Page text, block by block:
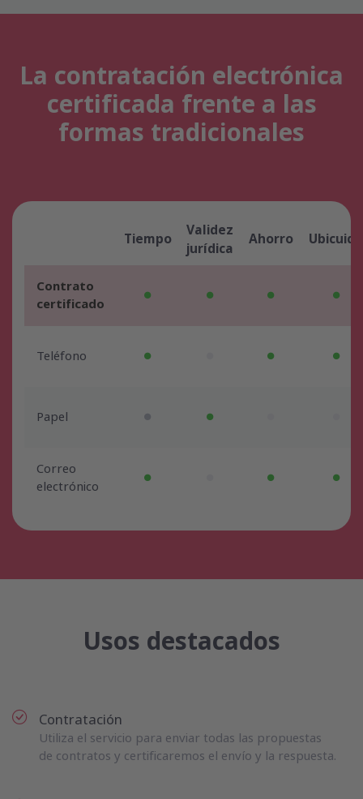
La contratación electrónica
certificada frente a las
formas tradicionales
Tiempo
Validez
jurídica
Ahorro
Contrato
certificado
Teléfono
Papel
Correo
electrónico
Usos destacados
Contratación
Utiliza el servicio para enviar todas las propuestas
de contratos y certificaremos el envío y la respuesta.